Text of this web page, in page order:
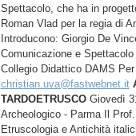
Spettacolo, che ha in
Roman Vlad per la regia di
Introducono: Giorgio De
Comunicazione e
Collegio Didattico DAMS
christian.uva@fastwebnet.it
TARDOETRUSCOGiovedì
Archeologico - Parma Il
Etruscologia e Antichità